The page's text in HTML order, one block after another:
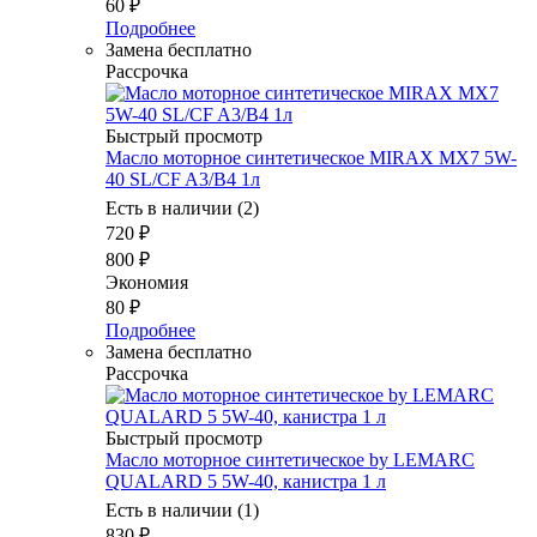
60 ₽
Подробнее
Замена бесплатно
Рассрочка
Быстрый просмотр
Масло моторное синтетическое MIRAX MX7 5W-
40 SL/CF A3/B4 1л
Есть в наличии (2)
720 ₽
800 ₽
Экономия
80 ₽
Подробнее
Замена бесплатно
Рассрочка
Быстрый просмотр
Масло моторное синтетическое by LEMARC
QUALARD 5 5W-40, канистра 1 л
Есть в наличии (1)